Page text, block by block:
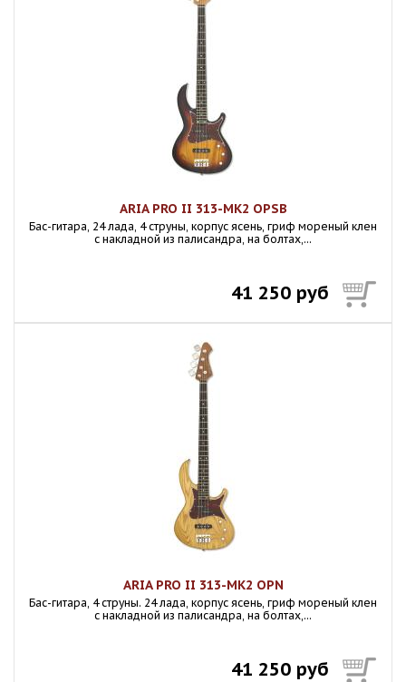
ARIA PRO II 313-MK2 OPSB
Бас-гитара, 24 лада, 4 струны, корпус ясень, гриф мореный клен
с накладной из палисандра, на болтах,...
41 250 руб
ARIA PRO II 313-MK2 OPN
Бас-гитара, 4 струны. 24 лада, корпус ясень, гриф мореный клен
с накладной из палисандра, на болтах,...
41 250 руб